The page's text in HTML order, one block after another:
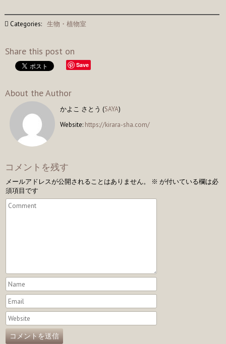
Categories: 生物・植物室
Share this post on
Save
About the Author
かよこ さとう (SAYA)
Website: https://kirara-sha.com/
コメントを残す
メールアドレスが公開されることはありません。 ※ が付いている欄は必
須項目です